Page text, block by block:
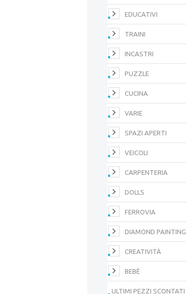
EDUCATIVI
TRAINI
INCASTRI
PUZZLE
CUCINA
VARIE
SPAZI APERTI
VEICOLI
CARPENTERIA
DOLLS
FERROVIA
DIAMOND PAINTING
CREATIVITÀ
BEBÈ
ULTIMI PEZZI SCONTATI